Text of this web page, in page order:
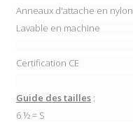
Anneaux d'attache en nylon
Lavable en machine
Certification CE
Guide des tailles :
6½ = S